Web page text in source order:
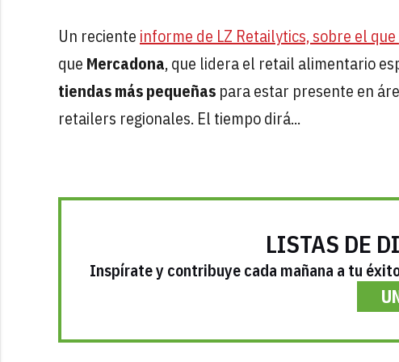
Un reciente informe de LZ Retailytics, sobre el
que Mercadona, que lidera el retail alimentario
tiendas más pequeñas para estar presente en
retailers regionales. El tiempo dirá...
LISTAS DE
Inspírate y contribuye cada mañana a tu